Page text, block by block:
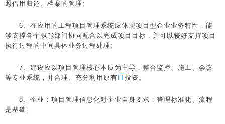
照借用归还、档案的管理;
6、在应用的工程项目管理系统应体现项目型企业业务特性，能
够支撑各个职能部门协同配合以完成项目目标，并可以较好支持项目
执行过程的中间具体业务过程处理;
7、建设应以项目管理核心本质为主导，整合监控、施工、会议
等专业系统，并合理、充分利用原有 IT投资。
8、企业：项目管理信息化对企业自身要求：管理标准化、流程
是基础。